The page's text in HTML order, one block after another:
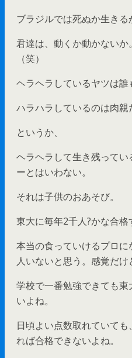
ブラジルでは死ぬか生きる
君達は、動くか動かないか
（笑）
ヘラヘラしているヤツは誰
ハラハラしているのは肉親
というか、
ヘラヘラして生き残って
ーとはいわない。
それは子供のおあそび。
東大に毎年2千人?かな合格
本当の食っていけるプロ
人いないと思う。感覚だけ
学校で一番勉強できても
いよね。
日頃よい点数取れていて
れば合格できないよね。